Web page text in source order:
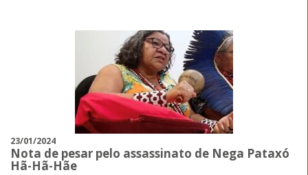
23/01/2024
Nota de pesar pelo assassinato de Nega Pataxó
Hã-Hã-Hãe